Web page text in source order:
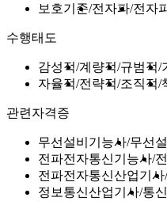
보호기준 전자파 전자
수행태도
감성적 계량적 규범적
자율적 전략적 조직적
관련자격증
무선설비기능사 무선
전파전자통신기능사
전파전자통신산업기사
정보통신산업기사 통